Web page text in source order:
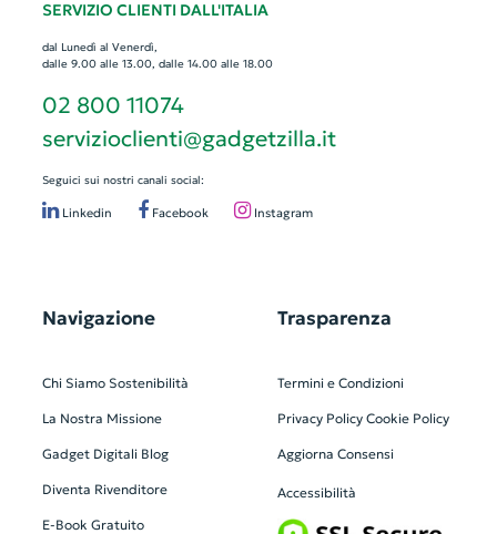
SERVIZIO CLIENTI DALL'ITALIA
dal Lunedì al Venerdì,
dalle 9.00 alle 13.00, dalle 14.00 alle 18.00
02 800 11074
servizioclienti@gadgetzilla.it
Seguici sui nostri canali social:
Linkedin Facebook Instagram
Navigazione
Chi Siamo Sostenibilità
La Nostra Missione
Gadget Digitali Blog
Diventa Rivenditore
E-Book Gratuito
Trasparenza
Termini e Condizioni
Privacy Policy Cookie Policy
Aggiorna Consensi
Accessibilità